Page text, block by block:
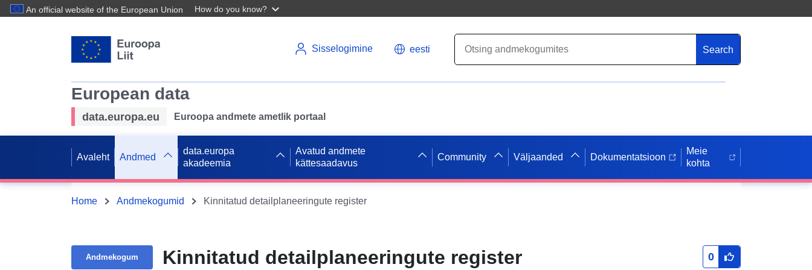
An official website of the European Union How do you know?
Sisselogimine eesti Search
European data
data.europa.eu Euroopa andmete ametlik portaal
Avaleht Andmed
data.europa
akadeemia
Avatud andmete
kättesaadavus
Community Väljaanded Dokumentatsioon
Meie
kohta
Home Andmekogumid Kinnitatud detailplaneeringute register
Andmekogum Kinnitatud detailplaneeringute register 0